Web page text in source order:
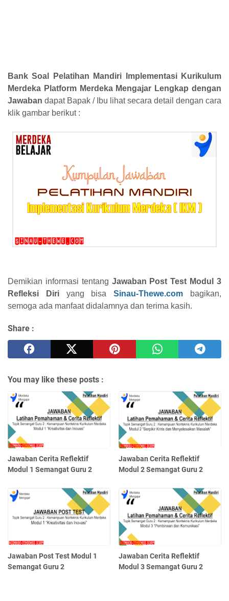
Bank Soal Pelatihan Mandiri Implementasi Kurikulum
Merdeka Platform Merdeka Mengajar Lengkap dengan
Jawaban dapat Bapak / Ibu lihat secara detail dengan cara
klik gambar berikut :
Demikian informasi tentang Jawaban Post Test Modul 3
Refleksi Diriyang bisaSinau-Thewe.com bagikan,
semoga ada manfaat didalamnya dan terima kasih.
Share :
You may like these posts :
Jawaban Cerita Reflektif
Modul 1 Semangat Guru 2
Jawaban Cerita Reflektif
Modul 2 Semangat Guru 2
Jawaban Post Test Modul 1
Semangat Guru 2
Jawaban Cerita Reflektif
Modul 3 Semangat Guru 2